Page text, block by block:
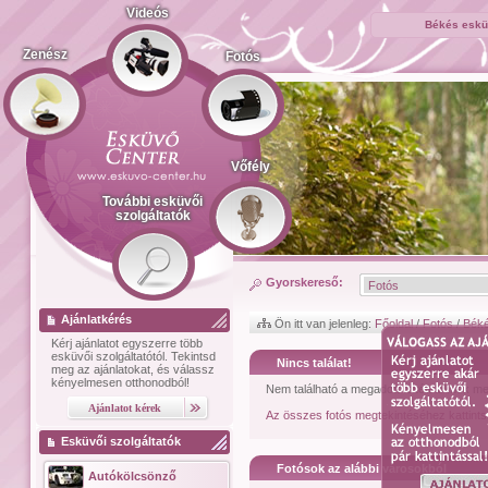
Békés
Zenész
Videós
Fotós
Vőfély
További esküvői
szolgáltatók
Ajánlatkérés
Kérj ajánlatot egyszerre több
esküvői szolgáltatótól. Tekintsd
meg az ajánlatokat, és válassz
kényelmesen otthonodból!
Esküvői szolgáltatók
Autókölcsönző
Gyorskereső:
Ön itt van jelenleg: Főoldal/Fotós/
Nincs találat!
Nem található a megadott feltételeknek
Az összes fotós megtekintéséhez
Fotósok az alábbi városokból